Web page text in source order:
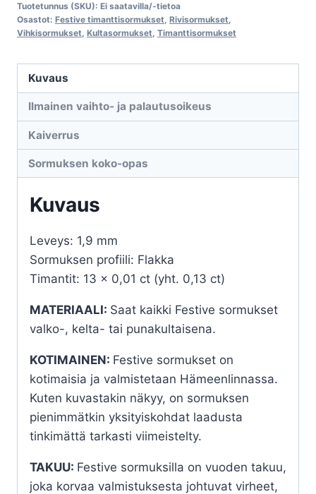
013
timanttisormus
Tuotetunnus (SKU): Ei saatavilla/-tietoa
Osastot: Festive timanttisormukset, Rivisormukset,
Vihkisormukset, Kultasormukset, Timanttisormukset
Kuvaus
Ilmainen vaihto- ja palautusoikeus
Kaiverrus
Sormuksen koko-opas
Kuvaus
Leveys: 1,9 mm
Sormuksen profiili: Flakka
Timantit: 13 x 0,01 ct (yht. 0,13 ct)
MATERIAALI: Saat kaikki Festive sormukset
valko-, kelta- tai punakultaisena.
KOTIMAINEN: Festive sormukset on
kotimaisia ja valmistetaan Hämeenlinnassa.
Kuten kuvastakin näkyy, on sormuksen
pienimmätkin yksityiskohdat laadusta
tinkimättä tarkasti viimeistelty.
TAKUU: Festive sormuksilla on vuoden takuu,
joka korvaa valmistuksesta johtuvat virheet,